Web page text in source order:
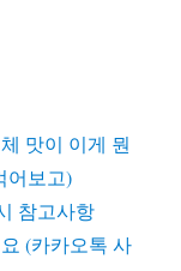
맛이 이게 뭔
어보고)
참고사항
(카카오톡 사